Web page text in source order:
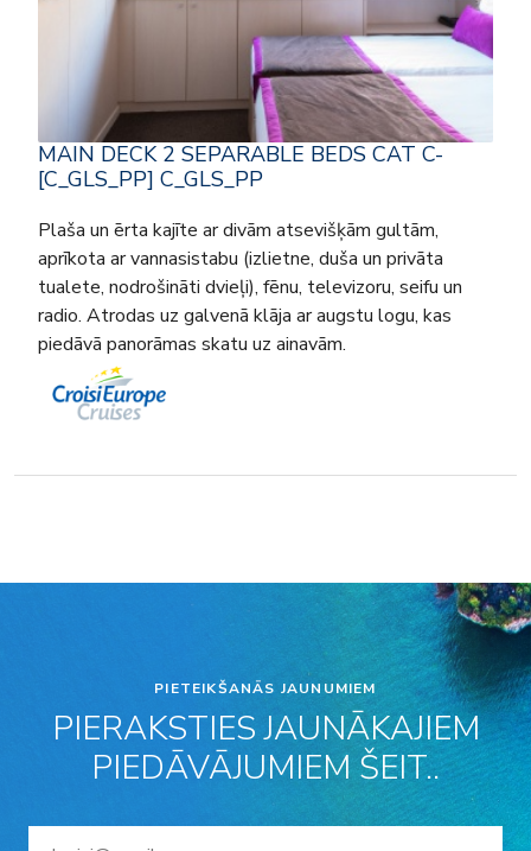
MAIN DECK 2 SEPARABLE BEDS CAT C-
[C_GLS_PP] C_GLS_PP
Plaša un ērta kajīte ar divām atsevišķām gultām,
aprīkota ar vannasistabu (izlietne, duša un privāta
tualete, nodrošināti dvieļi), fēnu, televizoru, seifu un
radio. Atrodas uz galvenā klāja ar augstu logu, kas
piedāvā panorāmas skatu uz ainavām.
PIETEIKŠANĀS JAUNUMIEM
PIERAKSTIES JAUNĀKAJIEM
PIEDĀVĀJUMIEM ŠEIT..